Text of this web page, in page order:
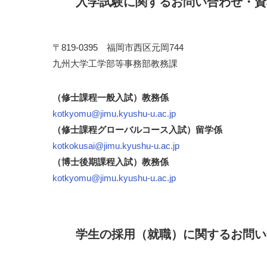
〒819-0395 福岡市西区元岡744
九州大学工学部等事務部教務課
（修士課程一般入試）教務係
kotkyomu@jimu.kyushu-u.ac.jp
（修士課程グローバルコース入試）留学係
kotkokusai@jimu.kyushu-u.ac.jp
（博士後期課程入試）教務係
kotkyomu@jimu.kyushu-u.ac.jp
学生の採用（就職）に関するお問